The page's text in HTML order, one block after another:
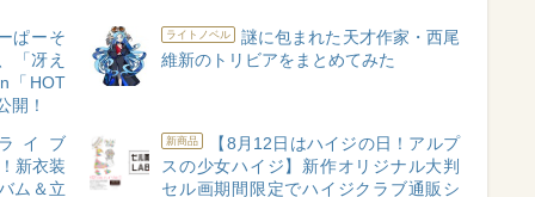
ぱーそ
「冴え
「HOT
開！
ライトノベル
謎に包まれた天才作家・西尾
維新のトリビアをまとめてみた
イブ
新衣装
ム＆立
新商品
【8月12日はハイジの日！アルプ
スの少女ハイジ】新作オリジナル大判
セル画期間限定でハイジクラブ通販シ